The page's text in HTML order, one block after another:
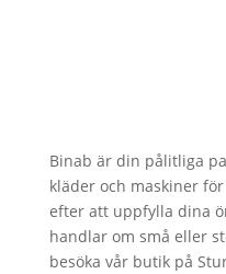
Binab är din pålitliga
kläder och maskiner
efter att uppfylla dina
handlar om små eller
besöka vår butik på